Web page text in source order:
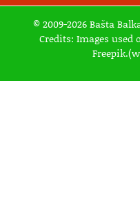
© 2009-2026 Bašta
Credits: Images